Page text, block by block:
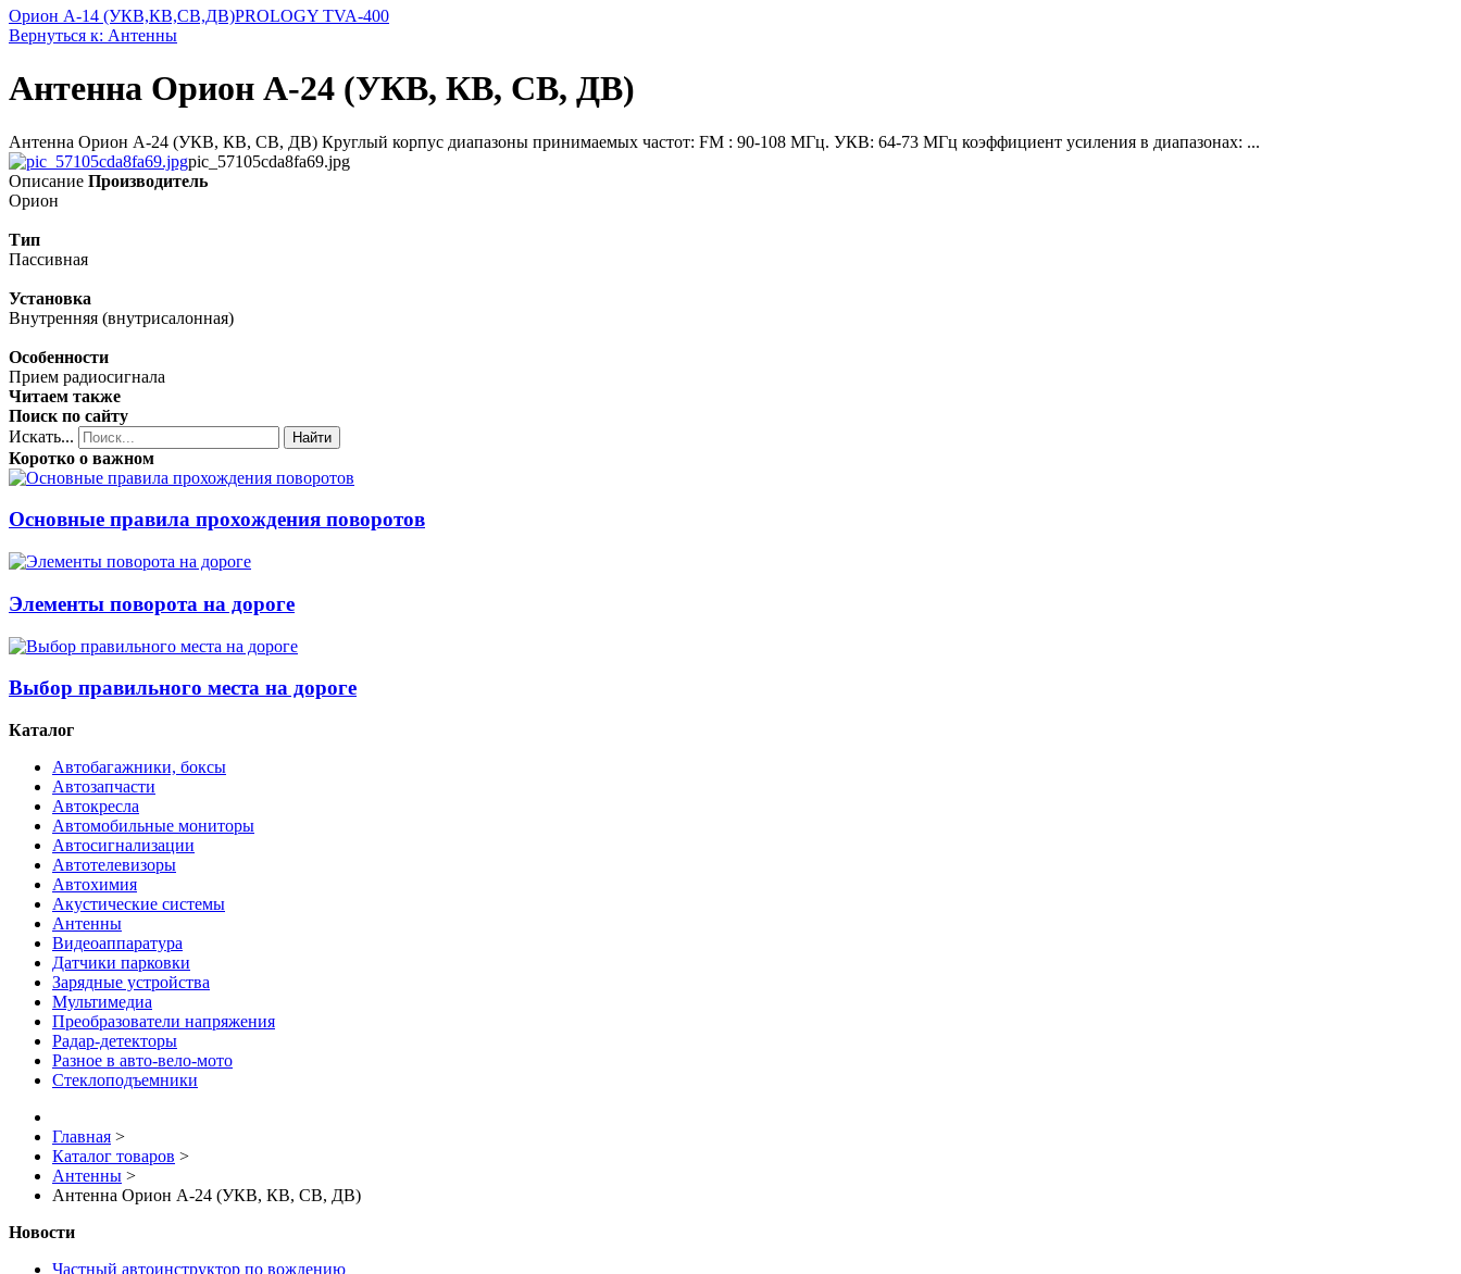
Орион А-14 (УКВ,КВ,СВ,ДВ)PROLOGY TVA-400
Вернуться к: Антенны
Антенна Орион A-24 (УКВ, КВ, СВ, ДВ)
Антенна Орион A-24 (УКВ, КВ, СВ, ДВ) Круглый корпус диапазоны принимаемых частот: FM : 90-108 МГц. УКВ: 64-73 МГц коэффициент усиления в диапазонах: ...
pic_57105cda8fa69.jpg
Описание Производитель
Орион
Тип
Пассивная
Установка
Внутренняя (внутрисалонная)
Особенности
Прием радиосигнала
Читаем также
Поиск по сайту
Искать...
Найти
Коротко о важном
Основные правила прохождения поворотов
Элементы поворота на дороге
Выбор правильного места на дороге
Каталог
Автобагажники, боксы
Автозапчасти
Автокресла
Автомобильные мониторы
Автосигнализации
Автотелевизоры
Автохимия
Акустические системы
Антенны
Видеоаппаратура
Датчики парковки
Зарядные устройства
Мультимедиа
Преобразователи напряжения
Радар-детекторы
Разное в авто-вело-мото
Стеклоподъемники
Главная >
Каталог товаров >
Антенны >
Антенна Орион A-24 (УКВ, КВ, СВ, ДВ)
Новости
Частный автоинструктор по вождению